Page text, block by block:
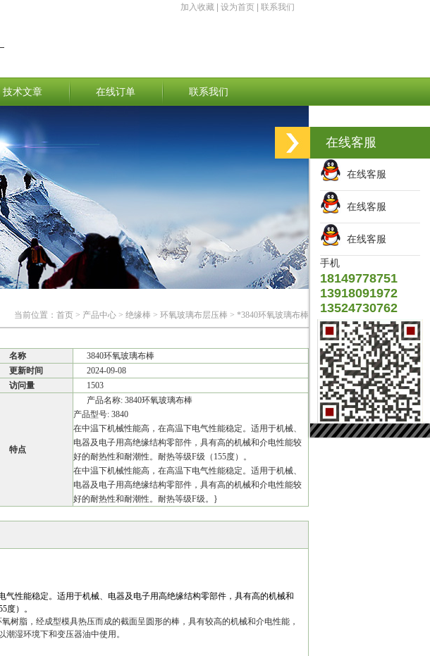
加入收藏 设为首页 联系我们
技术文章 在线订单 联系我们
当前位置： 首页 > 产品中心 > 绝缘棒 > 环氧玻璃布层压棒 > *3840环氧玻璃布棒
名称
3840环氧玻璃布棒
更新时间
2024-09-08
访问量
1503
特点
产品名称: 3840环氧玻璃布棒
产品型号: 3840
在中温下机械性能高，在高温下电气性能稳定。适用于机械、
电器及电子用高绝缘结构零部件，具有高的机械和介电性能较
好的耐热性和耐潮性。耐热等级F级（155度）。
在中温下机械性能高，在高温下电气性能稳定。适用于机械、
电器及电子用高绝缘结构零部件，具有高的机械和介电性能较
好的耐热性和耐潮性。耐热等级F级。}
气性能稳定。适用于机械、电器及电子用高绝缘结构零部件，具有高的机械和
度）。
树脂，经成型模具热压而成的截面呈圆形的棒，具有较高的机械和介电性能，
湿环境下和变压器油中使用。
在线客服
在线客服
在线客服
在线客服
手机
18149778751
13918091972
13524730762